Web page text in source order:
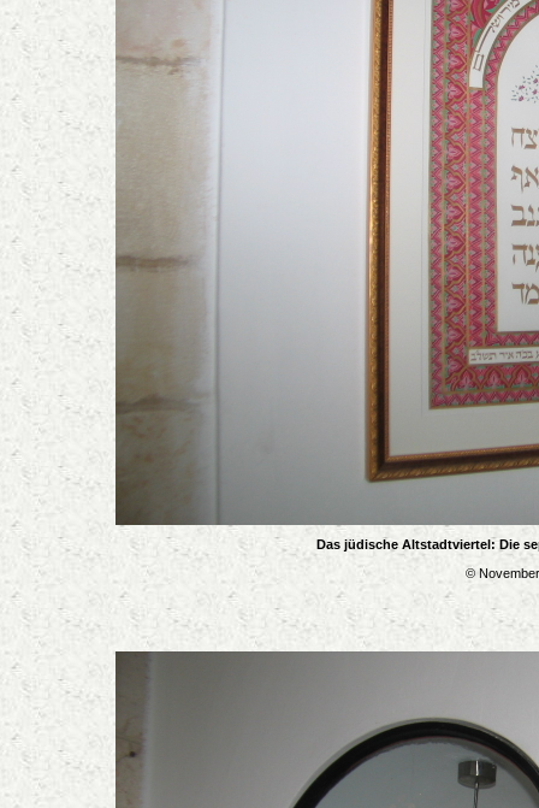
Das jüdische Altstadtviertel: Die
©